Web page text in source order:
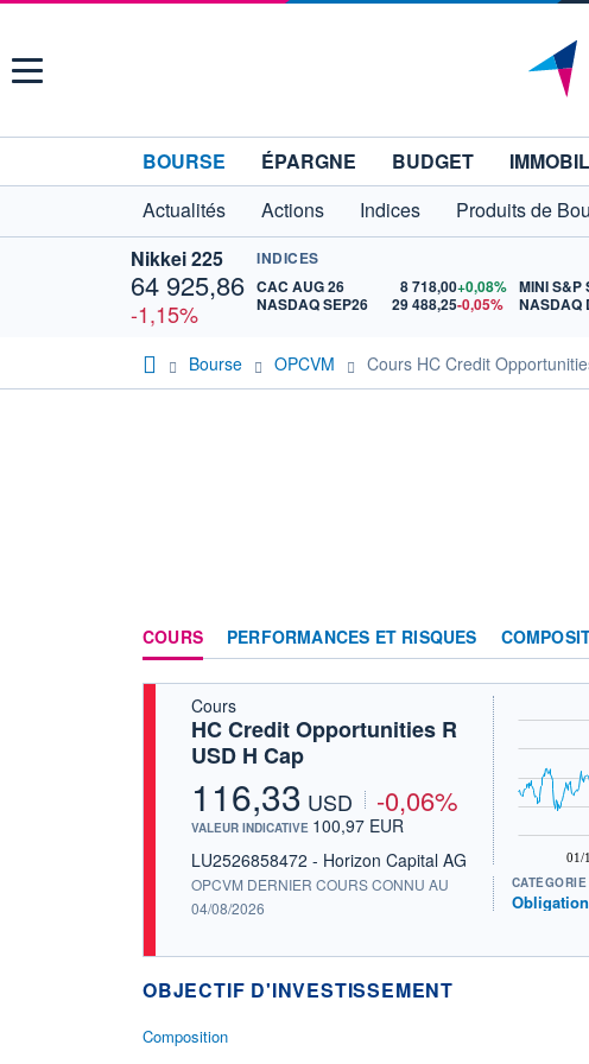
Menu
BOURSE ÉPARGNE BUDGET
Actualités
Actions Indices Produits de
Nikkei 225
64 925,86
-1,15%
INDICES
CAC AUG 26
8 718,00+0,08%
NASDAQ SEP26
29 488,25-0,05%
MINI S&P
NASDAQ
Bourse OPCVM Cours HC Credit
COURS PERFORMANCES ET RISQUES
Cours
HC Credit Opportunities R
USD H Cap
116,33 USD -0,06%
VALEUR INDICATIVE 100,97 EUR
LU2526858472 - Horizon Capital AG
OPCVM DERNIER COURS CONNU AU
04/08/2026
01/
OBJECTIF D'INVESTISSEMENT
Composition